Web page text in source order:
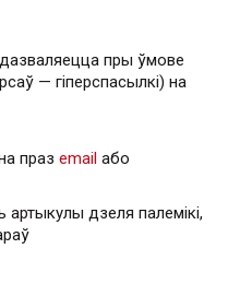
пры ўмове
— гiперспасылкi) на
праз email або
дзеля палемікі,